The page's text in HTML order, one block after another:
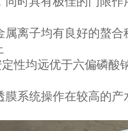
属离子均有良好的螯
性均远优于六偏磷酸
膜系统操作在较高的产